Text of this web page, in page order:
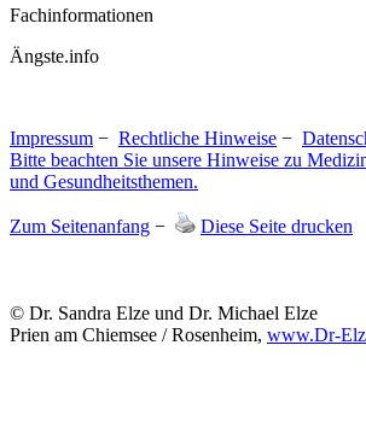
Fachinformationen
Ängste.info
Impressum − Rechtliche Hinweise −
Bitte beachten Sie unsere Hinweise zu
und Gesundheitsthemen.
Zum Seitenanfang − Diese Seite drucken
© Dr. Sandra Elze und Dr. Michael Elze
Prien am Chiemsee / Rosenheim, www.Dr-